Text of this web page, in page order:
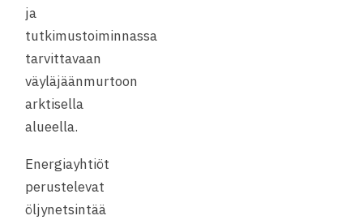
ja
tutkimustoiminnassa
tarvittavaan
väyläjäänmurtoon
arktisella
alueella.
Energiayhtiöt
perustelevat
öljynetsintää